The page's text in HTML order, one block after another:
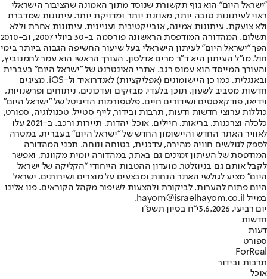
"ישראל היום" הוא גוף תקשורת שנוסד מתוך האמונה שהציבור הישראלי
ראוי לעיתונות טובה יותר, מאוזנת יותר ומדויקת יותר. עיתונות שמדברת
ולא צועקת. עיתונות אמינה, אובייקטיבית ועניינית. עיתונות אחרת וללא
תשלום. המהדורה המודפסת הראשונה פורסמה ב-30 ביולי 2007, וב-2010
הפך "ישראל היום" לעיתון הישראלי בעל שיעור החשיפה הגבוה ביותר בימי
חול. מו"ל העיתון היא ד"ר מרים אדלסון. העורך הראשי הוא עמר לחמנוביץ,
והעורך המייסד הוא עמוס רגב. אתרי האינטרנט של "ישראל היום" בעברית
ובאנגלית, כמו כן היישומונים (אפליקציות) לאנדרואיד ול-iOS, מציגים
חדשות מסביב לשעון, תוכן בלעדי, מבזקים ועדכונים, ניתוחים ופרשנויות,
וידיאו, פודקאסטים ושידורים חיים. פלטפורמות הדיגיטל של "ישראל היום"
כוללות ערוצי חדשות ודעות, תרבות ובידור, לייף סטייל, טכנולוגיה, ספורט,
כלכלה וצרכנות, בריאות, חיילים, אוכל, יהדות, תיירות ורכב. ב-2021 עלו
לאוויר האתר החדש והיישומון החדש של "ישראל היום" בעברית, במטרה
לספק לגולשים חוויה מהירה, עדכנית, בטוחה ונוחה. תכני המהדורה
המודפסת של העיתון זמינים גם באתר, במהדורה יומית מקוונת, ואפשר
לקבל אותם גם בניוזלטר. מועדון ההטבות הייחודי "הקליקה של ישראל
היום" מציע לגולשי האתר הנחות ומבצעים על מוצרים ושירותים. ישראל
היום פתוח להערות, לביקורת ולהצעות לשיפור מקהל הקוראים. פנו אלינו
במייל hayom@israelhayom.co.il.
יום רביעי, 3.6.2026
י"ח בסיון תשפ"ו
חדשות
דעות
ספורט
ForReal
תרבות ובידור
אוכל